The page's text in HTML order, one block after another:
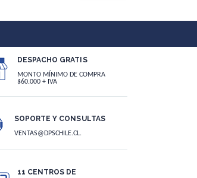
DESPACHO GRATIS
MONTO MÍNIMO DE COMPRA
$60.000 + IVA
SOPORTE Y CONSULTAS
VENTAS@DPSCHILE.CL.
11 CENTROS DE